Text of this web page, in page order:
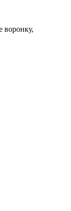
воронку,